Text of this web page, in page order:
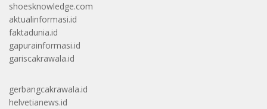
shoesknowledge.com
aktualinformasi.id
faktadunia.id
gapurainformasi.id
gariscakrawala.id
gerbangcakrawala.id
helvetianews.id